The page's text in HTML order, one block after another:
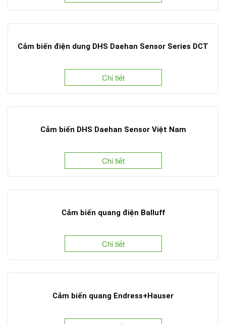
Cảm biến điện dung DHS Daehan Sensor Series DCT
Chi tiết
Cảm biến DHS Daehan Sensor Việt Nam
Chi tiết
Cảm biến quang điện Balluff
Chi tiết
Cảm biến quang Endress+Hauser